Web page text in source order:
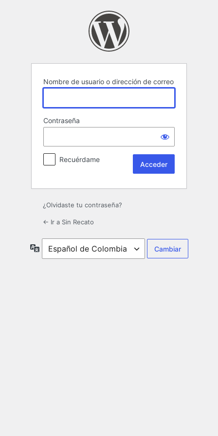
Nombre de usuario o dirección de correo
Contraseña
Recuérdame
¿Olvidaste tu contraseña?
← Ir a Sin Recato
Idioma